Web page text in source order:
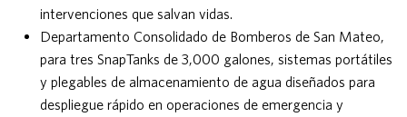
intervenciones que salvan vidas.
Departamento Consolidado de Bomberos de San Mateo,
para tres SnapTanks de 3,000 galones, sistemas portátiles
y plegables de almacenamiento de agua diseñados para
despliegue rápido en operaciones de emergencia y